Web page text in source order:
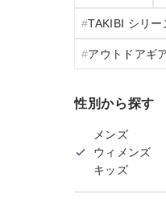
TAKIBI シリー
アウトドアギ
性別から探す
メンズ
ウィメンズ
キッズ